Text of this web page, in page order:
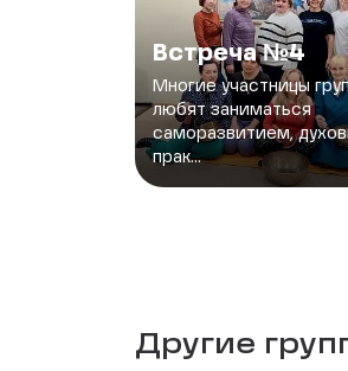
Встреча №4
Многие участницы
любят заниматься
саморазвитием,
прак...
Другие